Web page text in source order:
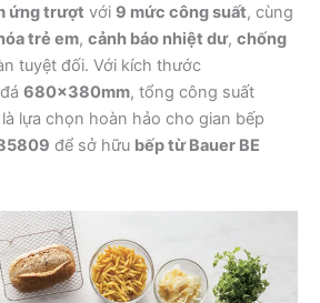
ứng trượt với 9 mức công suất, cùng
trẻ em, cảnh báo nhiệt dư, chống
tuyệt đối. Với kích thước
680x380mm, tổng công suất
là lựa chọn hoàn hảo cho gian bếp
để sở hữu bếp từ Bauer BE